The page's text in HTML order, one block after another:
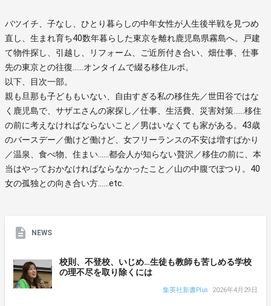
バツイチ、子なし、ひとり暮らしの中年女性が人生後半戦を見つめ
直し、生まれ育ち40数年暮らした東京を離れ鹿児島県霧島へ。戸建
て物件探し、引越し、リフォーム、ご近所付き合い、畑仕事、仕事
先の東京との往復……オンタイムで綴る移住ルポ。
以下、目次一部。
親も旦那も子どももいない、自由すぎる私の移住先／世田谷ではな
く鹿児島で、サザエさんの家探し／仕事、生活費、災害対策……移住
の前に考えなければならないこと／男はいなくても家がある。43歳
のバースデー／働けど働けど、女フリーランスの不安は増すばかり
／温泉、食べ物、住まい……都会人が知らない贅沢／移住の前に、本
当はやっておかなければならなかったこと／山の中腹でぽつり。40
女の孤独との向き合い方……etc.
NEWS
校則、不登校、いじめ…生徒も教師も苦しめる学校
の理不尽を取り除くには
集英社新書Plus 2026年4月29日